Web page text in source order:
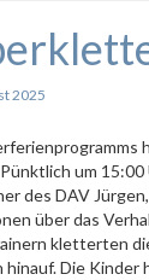
2025
um
des DAV
über das
kletterten
hinauf. Die